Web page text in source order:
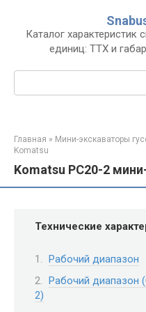
контентуКаталог характеристик
единиц: ТТХ и
Главная » Мини-экскаваторы
Komatsu
Komatsu PC20-2
Технические
Рабочий диапазон
Рабочий диапазон
2)